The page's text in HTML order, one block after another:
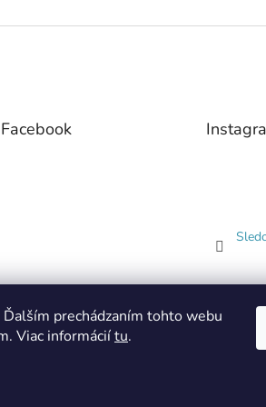
prechádzaním tohto webu
Viac informáciítu.
Facebook